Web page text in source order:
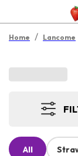
Home / Lancome
All